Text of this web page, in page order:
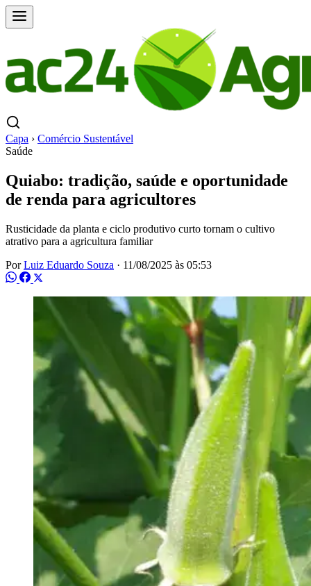
Capa › Comércio Sustentável
Saúde
Quiabo: tradição, saúde e oportunidade
de renda para agricultores
Rusticidade da planta e ciclo produtivo curto tornam o cultivo
atrativo para a agricultura familiar
PorLuiz Eduardo Souza · 11/08/2025 às 05:53